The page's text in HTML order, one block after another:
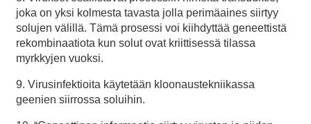
joka on yksi kolmesta tavasta jolla perimäaines siirtyy
solujen välillä. Tämä prosessi voi kiihdyttää geneettistä
rekombinaatiota kun solut ovat kriittisessä tilassa
myrkkyjen vuoksi.
9. Virusinfektioita käytetään kloonaustekniikassa
geenien siirrossa soluihin.